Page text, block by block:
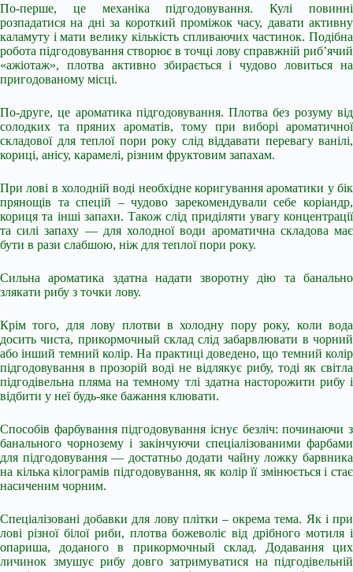
По-перше, це механіка підгодовування. Кулі повинні
розпадатися на дні за короткий проміжок часу, давати активну
каламуту і мати велику кількість спливаючих частинок. Подібна
робота підгодовування створює в точці лову справжній риб’ячий
«ажіотаж», плотва активно збирається і чудово ловиться на
пригодованому місці.
По-друге, це ароматика підгодовування. Плотва без розуму від
солодких та пряних ароматів, тому при виборі ароматичної
складової для теплої пори року слід віддавати перевагу ванілі,
кориці, анісу, карамелі, різним фруктовим запахам.
При лові в холодній воді необхідне коригування ароматики у бік
прянощів та спецій – чудово зарекомендували себе коріандр,
кориця та інші запахи. Також слід приділяти увагу концентрації
та силі запаху — для холодної води ароматична складова має
бути в рази слабшою, ніж для теплої пори року.
Сильна ароматика здатна надати зворотну дію та банально
злякати рибу з точки лову.
Крім того, для лову плотви в холодну пору року, коли вода
досить чиста, прикормочный склад слід забарвлювати в чорний
або інший темний колір. На практиці доведено, що темний колір
підгодовування в прозорій воді не відлякує рибу, тоді як світла
підгодівельна пляма на темному тлі здатна насторожити рибу і
відбити у неї будь-яке бажання клювати.
Способів фарбування підгодовування існує безліч: починаючи з
банального чорнозему і закінчуючи спеціалізованими фарбами
для підгодовування — достатньо додати чайну ложку барвника
на кілька кілограмів підгодовування, як колір її змінюється і стає
насиченим чорним.
Спеціалізовані добавки для лову плітки – окрема тема. Як і при
лові різної білої риби, плотва божеволіє від дрібного мотиля і
опариша, доданого в прикормочный склад. Додавання цих
личинок змушує рибу довго затримуватися на підгодівельній